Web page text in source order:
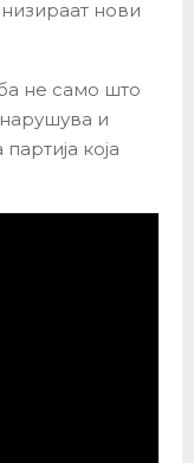
нови
не само што
нарушува и
која